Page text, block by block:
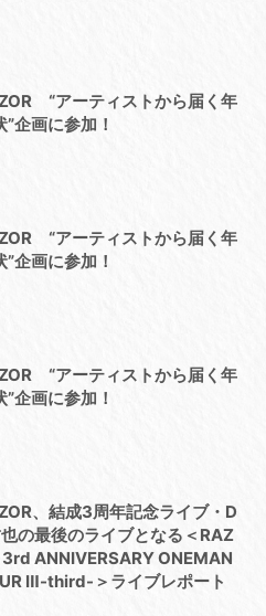
“アーティストから届く年
”企画に参加！
“アーティストから届く年
”企画に参加！
“アーティストから届く年
”企画に参加！
、結成3周年記念ライブ・D
の最後のライブとなる＜RAZ
3rd ANNIVERSARY ONEMAN
Ⅲ-third-＞ライブレポート